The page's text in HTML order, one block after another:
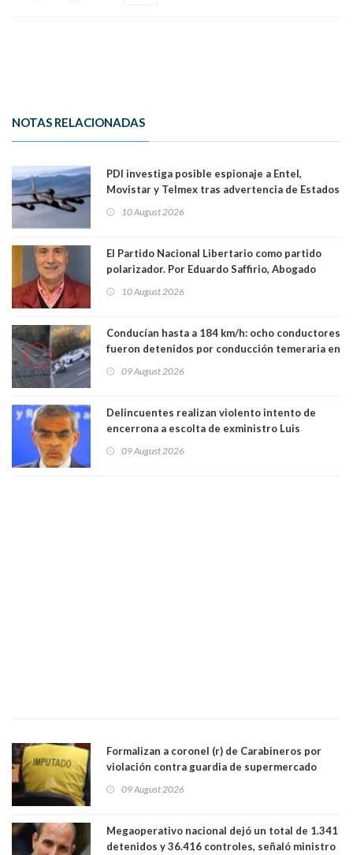
NOTAS RELACIONADAS
PDI investiga posible espionaje a Entel,
Movistar y Telmex tras advertencia de Estados
10 August 2026
El Partido Nacional Libertario como partido
polarizador. Por Eduardo Saffirio, Abogado
10 August 2026
Conducían hasta a 184 km/h: ocho conductores
fueron detenidos por conducción temeraria en
09 August 2026
Delincuentes realizan violento intento de
encerrona a escolta de exministro Luis
Lo Espejo
09 August 2026
Formalizan a coronel (r) de Carabineros por
violación contra guardia de supermercado
09 August 2026
Megaoperativo nacional dejó un total de 1.341
detenidos y 36.416 controles, señaló ministro